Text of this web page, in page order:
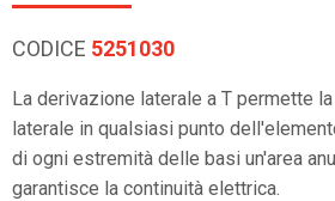
CODICE 5251030
La derivazione laterale a T permette
laterale in qualsiasi punto
di ogni estremità delle basi un'area
garantisce la continuità elettrica.